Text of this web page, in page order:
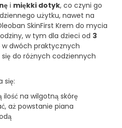
i miękki dotyk, co czyni go
użytku, nawet na
SkinFirst Krem do mycia
w tym dla dzieci od 3
w dwóch praktycznych
do różnych codziennych
się:
ilość na wilgotną skórę
aż powstanie piana